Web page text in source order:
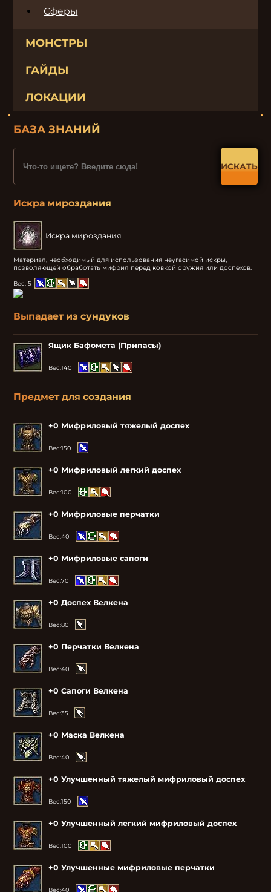
Сферы
МОНСТРЫ
ГАЙДЫ
ЛОКАЦИИ
БАЗА ЗНАНИЙ
ИСКАТЬ
Искра мироздания
Искра мироздания
Материал, необходимый для использования неугасимой искры,
позволяющей обработать мифрил перед ковкой оружия или доспехов.
Вес:5
Выпадает из сундуков
Ящик Бафомета (Припасы)
Вес:140
Предмет для создания
+0 Мифриловый тяжелый доспех
Вес:150
+0 Мифриловый легкий доспех
Вес:100
+0 Мифриловые перчатки
Вес:40
+0 Мифриловые сапоги
Вес:70
+0 Доспех Велкена
Вес:80
+0 Перчатки Велкена
Вес:40
+0 Сапоги Велкена
Вес:35
+0 Маска Велкена
Вес:40
+0 Улучшенный тяжелый мифриловый доспех
Вес:150
+0 Улучшенный легкий мифриловый доспех
Вес:100
+0 Улучшенные мифриловые перчатки
Вес:40